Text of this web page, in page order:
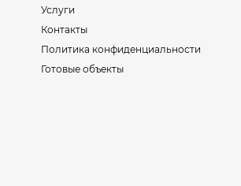
Услуги
Контакты
Политика конфиденциальности
Готовые объекты